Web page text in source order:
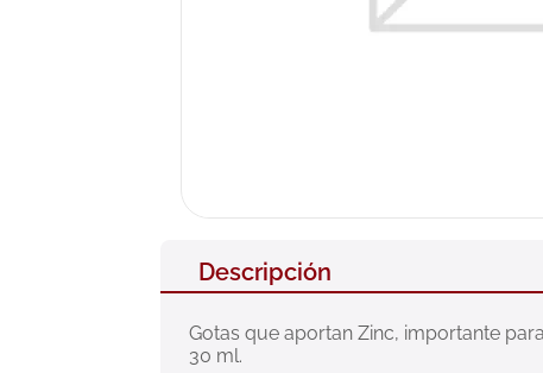
Descripción
Gotas que aportan Zinc, importante
30 ml.